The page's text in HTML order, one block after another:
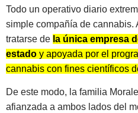
Todo un operativo diario
simple compañía de cannabis.
tratarse de la única empresa
estado y apoyada por el
cannabis con fines científicos
De este modo, la familia
afianzada a ambos lados del